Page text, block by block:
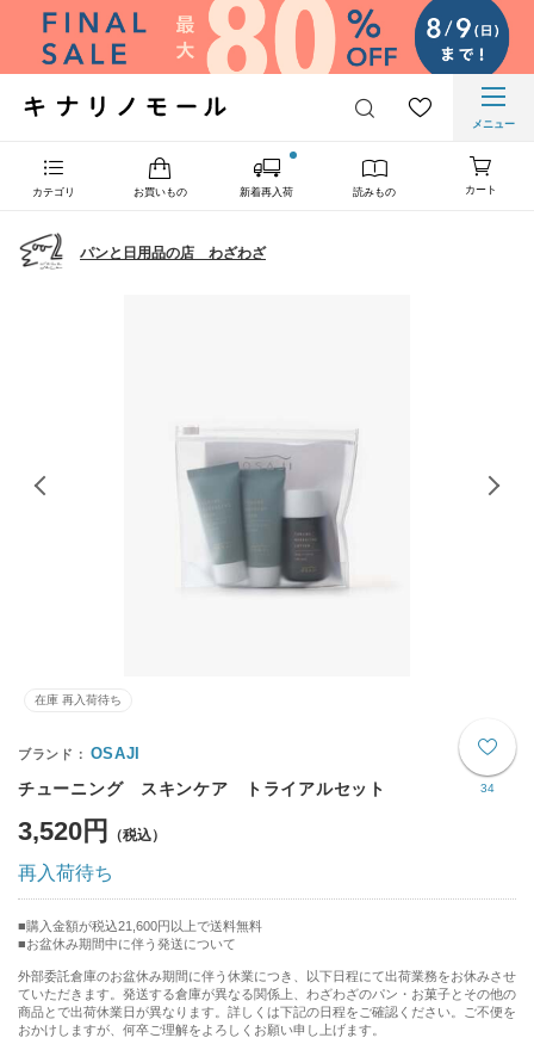
メニュー
カテゴリ お買いもの 新着再入荷 読みもの カート
パンと日用品の店 わざわざ
在庫 再入荷待ち
34
OSAJI
チューニング スキンケア トライアルセット
3,520円
再入荷待ち
購入金額が税込21,600円以上で送料無料
お盆休み期間中に伴う発送について
外部委託倉庫のお盆休み期間に伴う休業につき、以下日程にて出荷業務をお休みさせ
ていただきます。発送する倉庫が異なる関係上、わざわざのパン・お菓子とその他の
商品とで出荷休業日が異なります。詳しくは下記の日程をご確認ください。ご不便を
おかけしますが、何卒ご理解をよろしくお願い申し上げます。